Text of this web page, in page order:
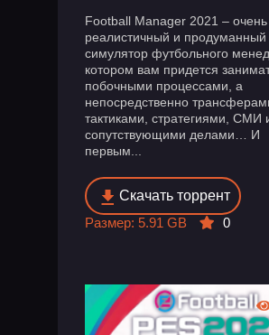
Football Manager 2021 – очень
реалистичный и продуманный
симулятор футбольного
котором вам придется
побочными процессами, а
непосредственно
тактиками, стратегиями, СМИ
сопутствующими делами… И
первым...
Скачать торрент
Размер: 5.91 GB
0